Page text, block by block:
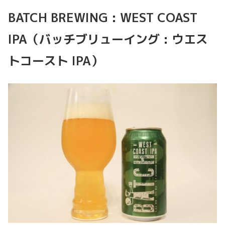
BATCH BREWING : WEST COAST
IPA（バッチブリューイング : ウエス
トコースト IPA）